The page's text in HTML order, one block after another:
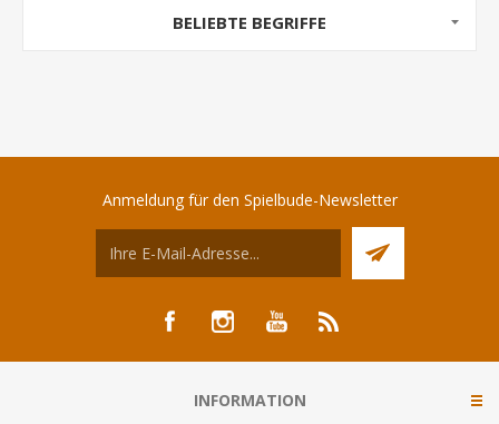
BELIEBTE BEGRIFFE
Anmeldung für den Spielbude-Newsletter
INFORMATION